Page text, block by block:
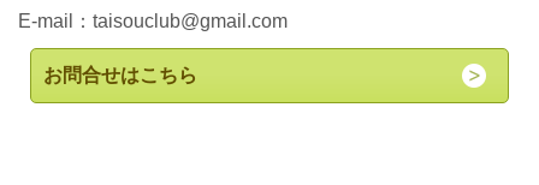
E-mail： taisouclub@gmail.com
お問合せはこちら